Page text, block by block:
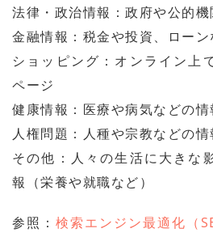
法律・政治情報：政府や公的
金融情報：税金や投資、ローン
ショッピング：オンライン上
ページ
健康情報：医療や病気などの情
人権問題：人種や宗教などの情
その他：人々の生活に大きな
報（栄養や就職など）
参照： 検索エンジン最適化（